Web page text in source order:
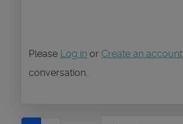
Please Log in or Create an account
conversation.